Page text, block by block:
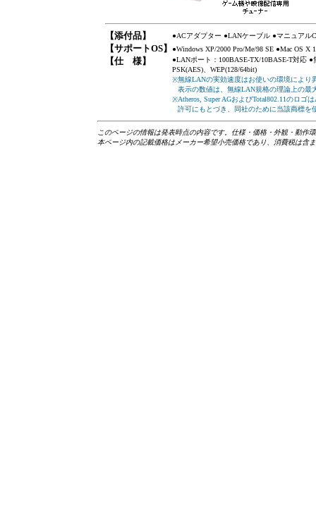
【添付品】 ●ACアダプター ●LANケーブル ●マニュアル
【サポートOS】 ●Windows XP/2000 Pro/Me/98 SE ●Mac OS X
【仕 様】
●LANポート：100BASE-TX/10BASE-T対応
PSK(AES)、WEP(128/64bit)
※無線LANの実効速度はお使いの環境により
表示の数値は、無線LAN規格の理論上の最
※Atheros, Super AGおよびTotal802.11のロ
許可にもとづき、同社のために当該商標を
このページの情報は発表時点の内容です。仕様・価格・外観・動作
本ページ内の記載価格はメーカー希望小売価格であり、消費税は含